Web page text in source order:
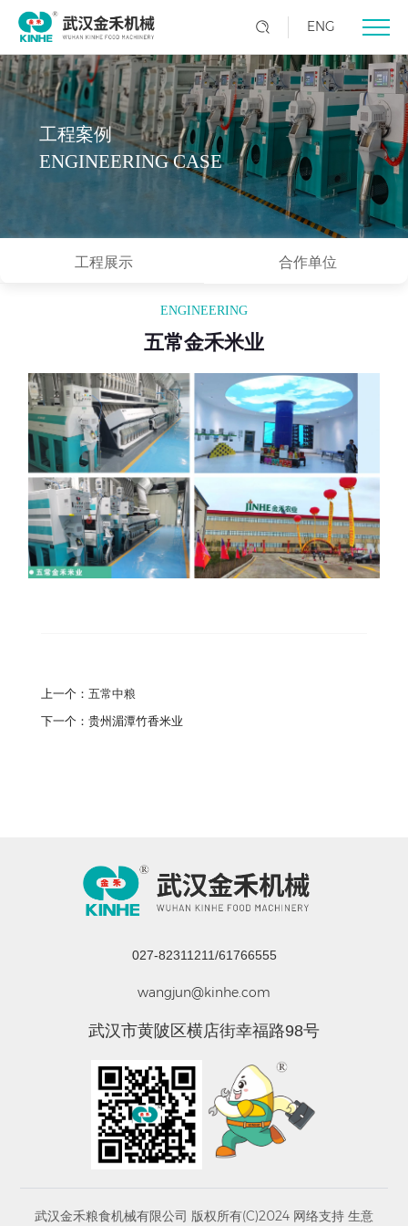
ENG
工程案例
ENGINEERING CASE
工程展示 合作单位
ENGINEERING
五常金禾米业
上一个： 五常中粮
下一个： 贵州湄潭竹香米业
027-82311211/61766555
wangjun@kinhe.com
武汉市黄陂区横店街幸福路98号
武汉金禾粮食机械有限公司 版权所有(C)2024 网络支持 生意